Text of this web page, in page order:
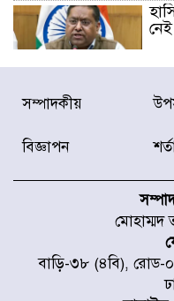
নেই
সম্পাদকীয়
বিজ্ঞাপন
মোহাম্মদ
বাড়ি-৩৮ (৪বি), রোড-